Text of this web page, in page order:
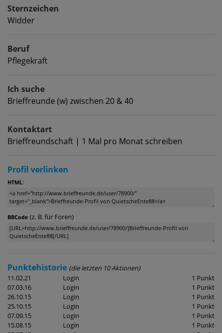
Sternzeichen
Widder
Beruf
Pflegekraft
Ich suche
Brieffreunde (w) zwischen 20 & 40
Kontaktart
Brieffreundschaft | 1 Mal pro Monat schreiben
Profil verlinken
HTML:
BBCode (z. B. für Foren)
Punktehistorie (die letzten 10 Aktionen)
11.02.21
Login
1 Punkt
07.03.16
Login
1 Punkt
26.10.15
Login
1 Punkt
25.10.15
Login
1 Punkt
07.09.15
Login
1 Punkt
15.08.15
Login
1 Punkt